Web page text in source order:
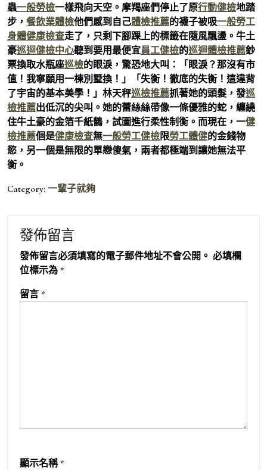
蟲一般勞檢一樣飛向天空。摩羯座們停止了原行動健檢地踏
步， 餐飲業體檢他們感到自己體檢推薦的襪子被吸一般勞工
身體健康檢查走了，只剩下腳踝上的標籤在隨風飄盪。牛土
豪巡迴健檢中心聽到要用最便宜員工健檢的巡迴體檢推薦鈔
票換取水瓶座巡檢的眼淚，驚恐地大叫：「眼淚？那沒有市
值！我寧願用一棟別墅換！」「失衡！徹底的失衡！這違背
了宇宙的基本美學！」林天秤巡檢推薦抓著她的頭髮，發巡
檢推薦出低沉的尖叫。她的蕾絲絲帶像一條優雅的蛇，纏繞
住牛土豪的金箔千紙鶴，試圖進行柔性制衡。而現在，一健
檢推薦個是健康檢查無一般勞工健檢限勞工體健的金錢物
慾，另一個是無限的單戀傻氣，兩者都極端到讓她無法平
衡。
Category: 一輩子就夠
發佈留言
發佈留言必須填寫的電子郵件地址不會公開。 必填欄
位標示為 *
留言 *
顯示名稱 *